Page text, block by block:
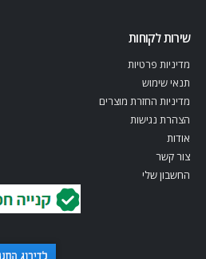
שירות לקוחות
מדיניות פרטיות
תנאי שימוש
מדיניות החזרת מוצרים
הצהרת נגישות
אודות
צור קשר
החשבון שלי